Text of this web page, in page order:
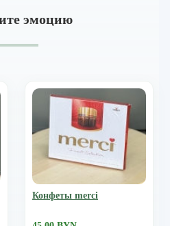
эмоцию
Конфеты merci